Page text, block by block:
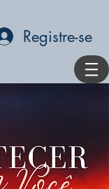
Registre-se